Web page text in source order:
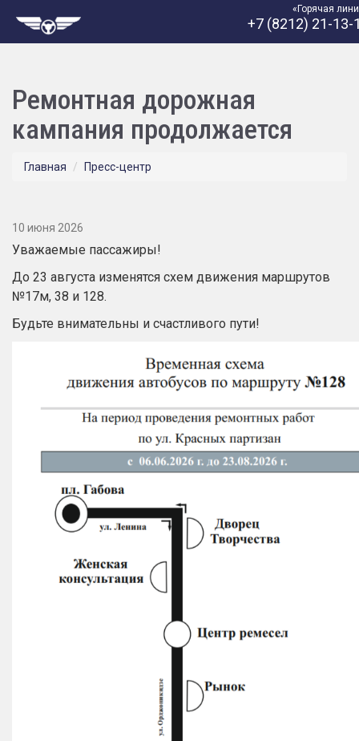
«Горячая
+7 (8212) 21-13-
Ремонтная дорожная
кампания продолжается
Главная Пресс-центр
10 июня 2026
Уважаемые пассажиры!
До 23 августа изменятся схем движения маршрутов
№17м, 38 и 128.
Будьте внимательны и счастливого пути!